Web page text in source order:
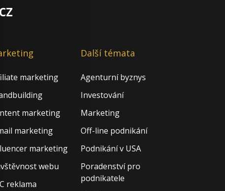
marketing
marketing
marketing
marketing
webu
reklama
Další témata
Agenturní byznys
Investování
Marketing
Off-line podnikání
Podnikání v USA
Poradenství pro
podnikatele